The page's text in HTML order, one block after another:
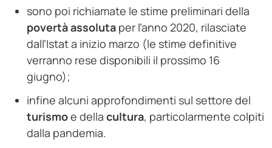
sono poi richiamate le stime preliminari della
povertà assoluta per l’anno 2020, rilasciate
dall’Istat a inizio marzo (le stime definitive
verranno rese disponibili il prossimo 16
giugno);
infine alcuni approfondimenti sul settore del
turismoe della cultura, particolarmente colpiti
dalla pandemia.